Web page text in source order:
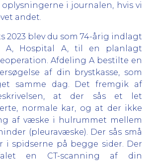
i journalen, hvis vi
andet.
2023 blev du som 74-årig indlagt
A, Hospital A, til en planlagt
Afdeling A bestilte en
af din brystkasse, som
samme dag. Det fremgik af
at der sås et let
normale kar, og at der ikke
af væske i hulrummet mellem
(pleuravæske). Der sås små
spidserne på begge sider. Der
en CT-scanning af din